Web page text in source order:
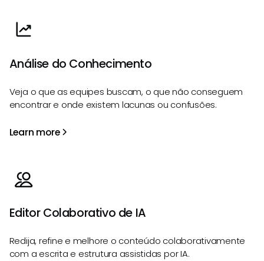
Análise do Conhecimento
Veja o que as equipes buscam, o que não conseguem
encontrar e onde existem lacunas ou confusões.
Learn more
Editor Colaborativo de IA
Redija, refine e melhore o conteúdo colaborativamente
com a escrita e estrutura assistidas por IA.